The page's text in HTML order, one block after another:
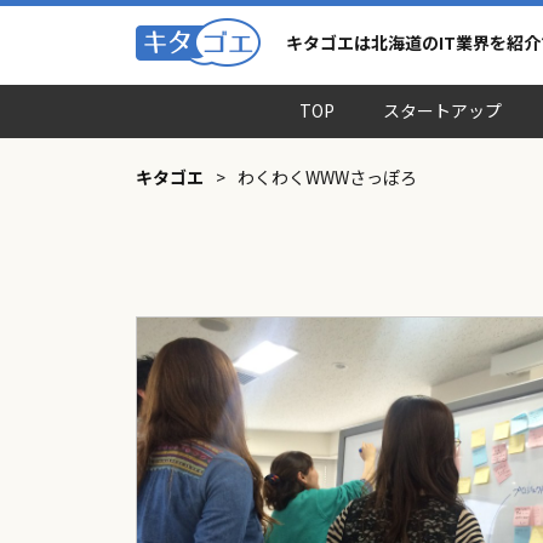
キタゴエは北海道のIT業界を紹
TOP スタートアップ
キタゴエ > わくわくWWWさっぽろ